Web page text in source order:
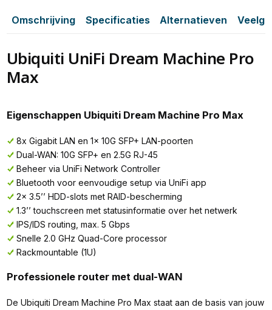
Omschrijving Specificaties Alternatieven
Ubiquiti UniFi Dream Machine Pro
Max
Eigenschappen Ubiquiti Dream Machine Pro Max
8x Gigabit LAN en 1x 10G SFP+ LAN-poorten
Dual-WAN: 10G SFP+ en 2.5G RJ-45
Beheer via UniFi Network Controller
Bluetooth voor eenvoudige setup via UniFi app
2x 3.5’’ HDD-slots met RAID-bescherming
1.3’’ touchscreen met statusinformatie over het netwerk
IPS/IDS routing, max. 5 Gbps
Snelle 2.0 GHz Quad-Core processor
Rackmountable (1U)
Professionele router met dual-WAN
De Ubiquiti Dream Machine Pro Max staat aan de basis van jouw